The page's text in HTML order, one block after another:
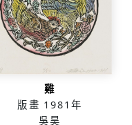
雞
版畫 1981年
吳昊